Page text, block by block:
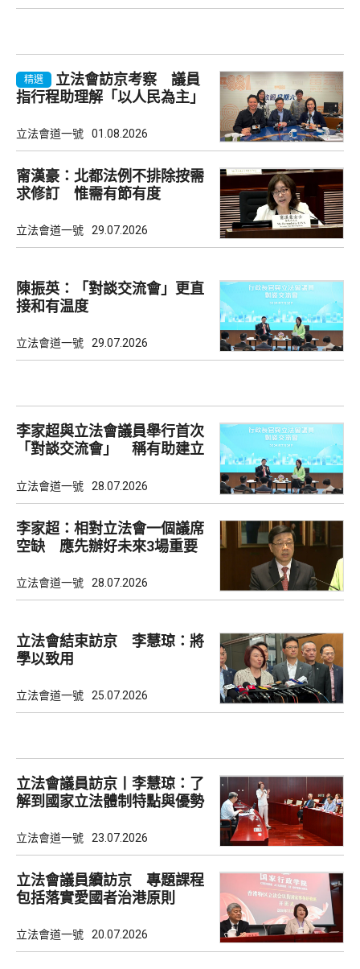
精選
立法會訪京考察 議員
指行程助理解「以人民為主」
立法會道一號 01.08.2026
甯漢豪：北都法例不排除按需
求修訂 惟需有節有度
立法會道一號 29.07.2026
陳振英：「對談交流會」更直
接和有温度
立法會道一號 29.07.2026
李家超與立法會議員舉行首次
「對談交流會」 稱有助建立
立法會道一號 28.07.2026
李家超：相對立法會一個議席
空缺 應先辦好未來3場重要
立法會道一號 28.07.2026
立法會結束訪京 李慧琼：將
學以致用
立法會道一號 25.07.2026
立法會議員訪京丨李慧琼：了
解到國家立法體制特點與優勢
立法會道一號 23.07.2026
立法會議員續訪京 專題課程
包括落實愛國者治港原則
立法會道一號 20.07.2026